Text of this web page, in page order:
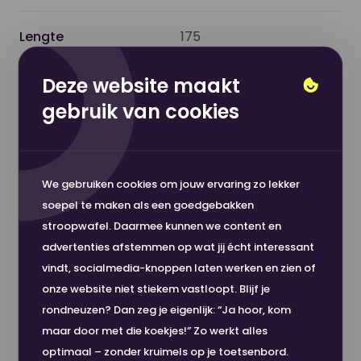
Deze website maakt
gebruik van cookies
We gebruiken cookies om jouw ervaring zo lekker
soepel te maken als een goedgebakken
stroopwafel. Daarmee kunnen we content en
advertenties afstemmen op wat jij écht interessant
vindt, socialmedia-knoppen laten werken en zien of
onze website niet stiekem vastloopt. Blijf je
rondneuzen? Dan zeg je eigenlijk: “Ja hoor, kom
maar door met die koekjes!” Zo werkt alles
optimaal – zonder kruimels op je toetsenbord.
Gebruiksgemak
Twee rollen van 175 meterper doos, dus je zit
voorlopig niet zonder. De compacte breedte
maakt dit papier perfect voor engineers, planners
elke standaard 3" plotter en zorgt voor
buitengewone kwaliteit prints.
Klein van formaat, groots in prestatie. Ervaar de
kwaliteit van Nou en bestel je eigen Ruwe
Rijkdom.
Lengte 175
Functionaliteit 3-inch kern
Formaat A3
Gewicht (grams/m2) 75 gm2
Kleur Wit
Materiaal Papier
Toon meer
Nou, dit wordt 'm!
Hoge klanttevredenheid
Veilig betalen
Snelle levering
Nou Ruwe Rijkdom 75gr 297mm x 175m